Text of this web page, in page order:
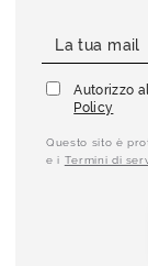
Autorizzo
Policy
Questo sito è
e i Termini di